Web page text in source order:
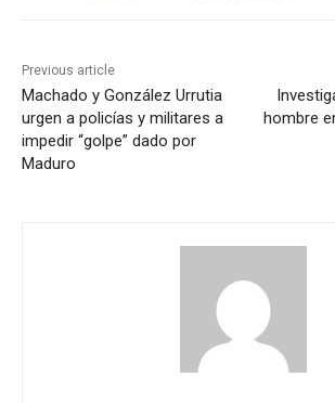
Previous article
Machado y González Urrutia
urgen a policías y militares a
impedir “golpe” dado por
Maduro
hombre